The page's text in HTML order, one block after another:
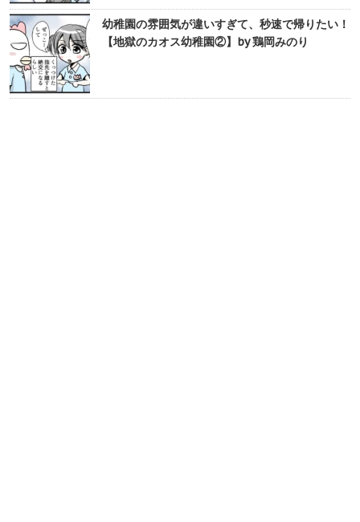
幼稚園の雰囲気が違いすぎて、秒速で帰りたい！
【地獄のカオス幼稚園②】by 鶏岡みのり